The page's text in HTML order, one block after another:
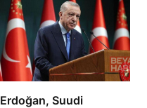
Erdoğan, Suudi